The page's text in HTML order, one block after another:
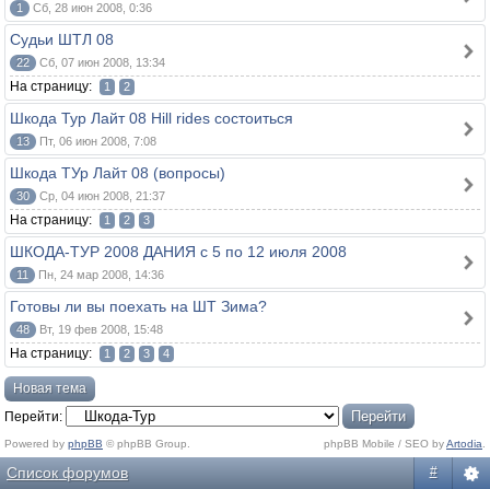
1 Сб, 28 июн 2008, 0:36
Судьи ШТЛ 08
22 Сб, 07 июн 2008, 13:34
На страницу: 1 2
Шкода Тур Лайт 08 Hill rides состоиться
13 Пт, 06 июн 2008, 7:08
Шкода ТУр Лайт 08 (вопросы)
30 Ср, 04 июн 2008, 21:37
На страницу: 1 2 3
ШКОДА-ТУР 2008 ДАНИЯ c 5 по 12 июля 2008
11 Пн, 24 мар 2008, 14:36
Готовы ли вы поехать на ШТ Зима?
48 Вт, 19 фев 2008, 15:48
На страницу: 1 2 3 4
Новая тема
Перейти:
Powered by phpBB © phpBB Group. phpBB Mobile / SEO byArtodia
Список форумов #